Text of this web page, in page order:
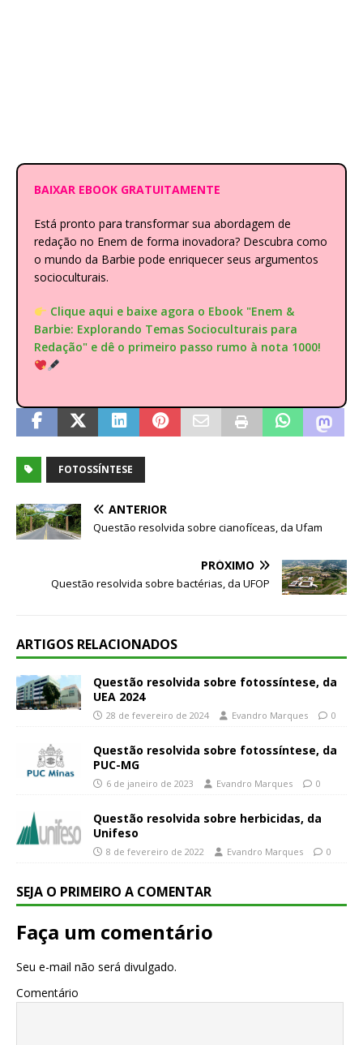
BAIXAR EBOOK GRATUITAMENTE
Está pronto para transformar sua abordagem de
redação no Enem de forma inovadora? Descubra como
o mundo da Barbie pode enriquecer seus argumentos
socioculturais.
Clique aqui e baixe agora o Ebook "Enem &
Barbie: Explorando Temas Socioculturais para
Redação" e dê o primeiro passo rumo à nota 1000!
FOTOSSÍNTESE
ANTERIOR
Questão resolvida sobre cianofíceas, da Ufam
PRÓXIMO
Questão resolvida sobre bactérias, da UFOP
ARTIGOS RELACIONADOS
Questão resolvida sobre fotossíntese, da
UEA 2024
28 de fevereiro de 2024 Evandro Marques 0
Questão resolvida sobre fotossíntese, da
PUC-MG
6 de janeiro de 2023 Evandro Marques 0
Questão resolvida sobre herbicidas, da
Unifeso
8 de fevereiro de 2022 Evandro Marques 0
SEJA O PRIMEIRO A COMENTAR
Faça um comentário
Seu e-mail não será divulgado.
Comentário